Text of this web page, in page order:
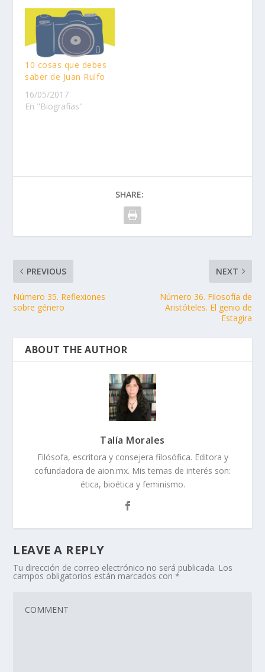
10 cosas que debes
saber de Juan Rulfo
16/05/2017
En "Biografías"
SHARE:
PREVIOUS
Número 35. Reflexiones
sobre género
NEXT
Número 36. Filosofía de
Aristóteles. El genio de
Estagira
ABOUT THE AUTHOR
Talía Morales
Filósofa, escritora y consejera filosófica. Editora y
cofundadora de aion.mx. Mis temas de interés son:
ética, bioética y feminismo.
LEAVE A REPLY
Tu dirección de correo electrónico no será publicada. Los
campos obligatorios están marcados con*